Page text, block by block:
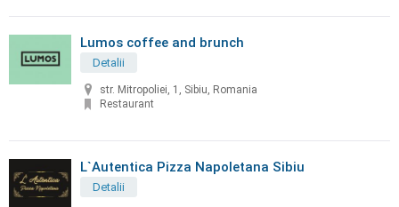
Lumos coffee and brunch
Detalii
str. Mitropoliei, 1, Sibiu, Romania
Restaurant
L`Autentica Pizza Napoletana Sibiu
Detalii